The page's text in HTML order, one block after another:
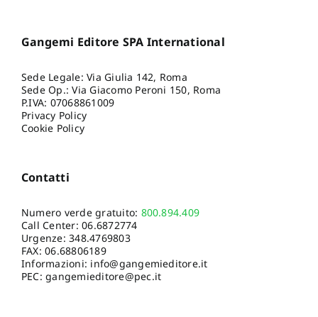
Gangemi Editore SPA International
Sede Legale: Via Giulia 142, Roma
Sede Op.: Via Giacomo Peroni 150, Roma
P.IVA: 07068861009
Privacy Policy
Cookie Policy
Contatti
Numero verde gratuito: 800.894.409
Call Center:06.6872774
Urgenze:348.4769803
FAX: 06.68806189
Informazioni: info@gangemieditore.it
PEC: gangemieditore@pec.it